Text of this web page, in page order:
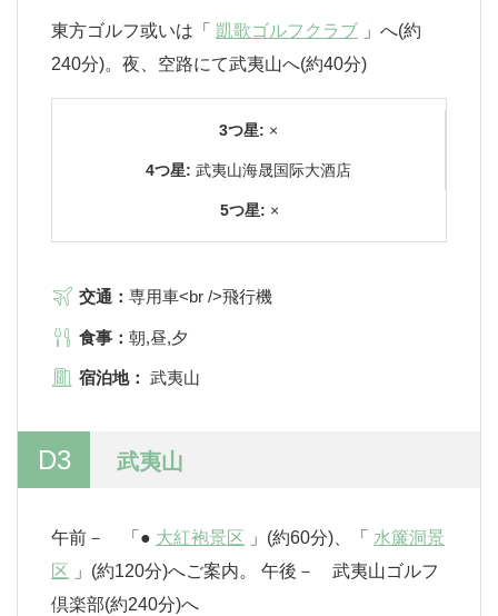
東方ゴルフ或いは「 凱歌ゴルフクラブ 」へ(約
240分)。夜、空路にて武夷山へ(約40分)
3つ星: ×
4つ星: 武夷山海晟国际大酒店
5つ星: ×
交通： 専用車<br />飛行機
食事： 朝,昼,夕
宿泊地： 武夷山
D3 武夷山
午前－ 「● 大紅袍景区 」(約60分)、「 水簾洞景
区 」(約120分)へご案内。 午後－ 武夷山ゴルフ
倶楽部(約240分)へ